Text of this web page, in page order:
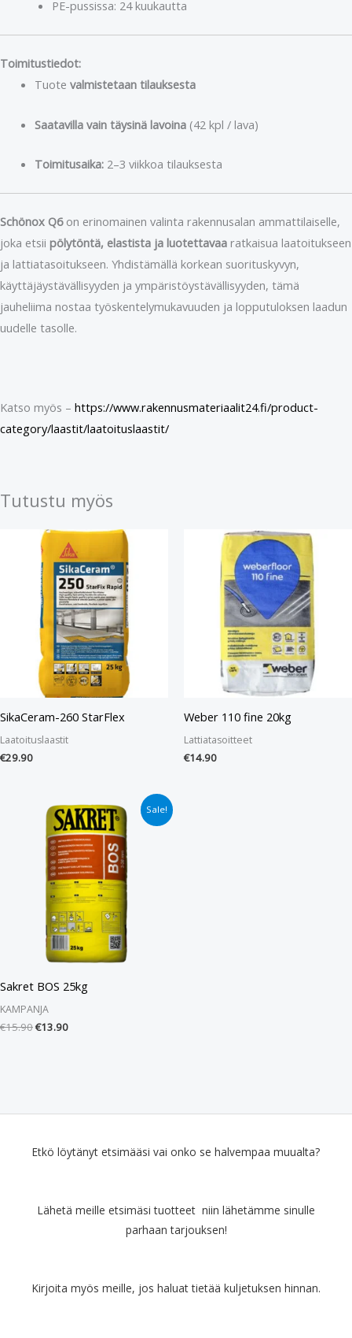
PE-pussissa: 24 kuukautta
Toimitustiedot:
Tuote valmistetaan tilauksesta
Saatavilla vain täysinä lavoina(42 kpl / lava)
Toimitusaika:2–3 viikkoa tilauksesta
Schönox Q6on erinomainen valinta rakennusalan ammattilaiselle,
joka etsii pölytöntä, elastista ja luotettavaa ratkaisua laatoitukseen
ja lattiatasoitukseen. Yhdistämällä korkean suorituskyvyn,
käyttäjäystävällisyyden ja ympäristöystävällisyyden, tämä
jauheliima nostaa työskentelymukavuuden ja lopputuloksen laadun
uudelle tasolle.
Katso myös – https://www.rakennusmateriaalit24.fi/product-
category/laastit/laatoituslaastit/
Tutustu myös
SikaCeram-260 StarFlex
Laatoituslaastit
€29.90
Weber 110 fine 20kg
Lattiatasoitteet
€14.90
Sale!
Sakret BOS 25kg
KAMPANJA
€15.90
Alkuperäinen
hinta
€15.90.
€13.90
Nykyinen
hinta
on:
€13.90.
Etkö löytänyt etsimääsi vai onko se halvempaa muualta?
Lähetä meille etsimäsi tuotteet niin lähetämme sinulle
parhaan tarjouksen!
Kirjoita myös meille, jos haluat tietää kuljetuksen hinnan.